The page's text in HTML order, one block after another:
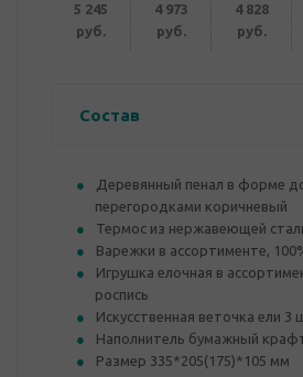
5 245
руб.
4 973
руб.
4 828
руб.
Состав
Деревянный пенал в форме
перегородками коричневый
Термос из нержавеющей
Варежки в ассортименте,
Игрушка елочная в
роспись
Искусственная веточка ели 3
Наполнитель бумажный
Размер 335*205(175)*105 мм